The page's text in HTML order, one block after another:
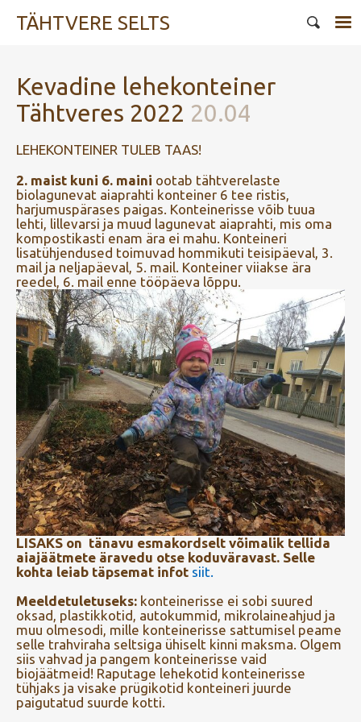
TÄHTVERE SELTS
Kevadine lehekonteiner
Tähtveres 2022 20.04
LEHEKONTEINER TULEB TAAS!
2. maist kuni 6. maini ootab tähtverelaste
biolagunevat aiaprahti konteiner 6 tee ristis,
harjumuspärases paigas. Konteinerisse võib tuua
lehti, lillevarsi ja muud lagunevat aiaprahti, mis oma
kompostikasti enam ära ei mahu. Konteineri
lisatühjendused toimuvad hommikuti teisipäeval, 3.
mail ja neljapäeval, 5. mail. Konteiner viiakse ära
reedel, 6. mail enne tööpäeva lõppu.
LISAKS on tänavu esmakordselt võimalik tellida
aiajäätmete äravedu otse koduväravast. Selle
kohta leiab täpsemat infot siit.
Meeldetuletuseks: konteinerisse ei sobi suured
oksad, plastikkotid, autokummid, mikrolaineahjud ja
muu olmesodi, mille konteinerisse sattumisel peame
selle trahviraha seltsiga ühiselt kinni maksma. Olgem
siis vahvad ja pangem konteinerisse vaid
biojäätmeid! Raputage lehekotid konteinerisse
tühjaks ja visake prügikotid konteineri juurde
paigutatud suurde kotti.